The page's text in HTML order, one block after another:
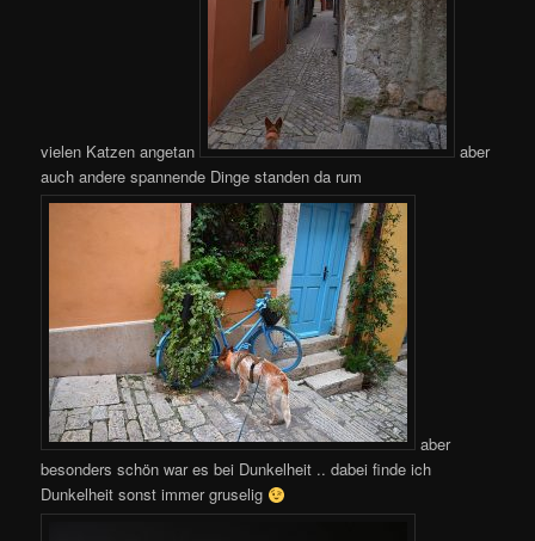
vielen Katzen angetan
aber
auch andere spannende Dinge standen da rum
aber
besonders schön war es bei Dunkelheit .. dabei finde ich
Dunkelheit sonst immer gruselig